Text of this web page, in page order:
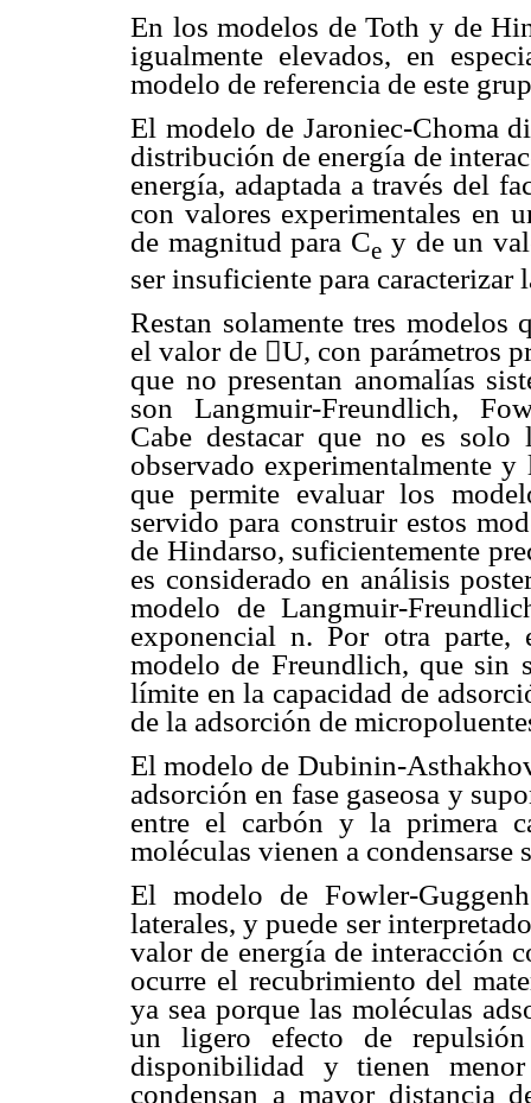
En los modelos de Toth y de
igualmente elevados, en
modelo de referencia de este
El modelo de Jaroniec-Choma
distribución de energía de
energía, adaptada a través del
con valores experimentales en
de magnitud para Ce y de un
ser insuficiente para
Restan solamente tres modelos
el valor de U, con parámetros
que no presentan anomalías
son Langmuir-Freundlich,
Cabe destacar que no es solo
observado experimentalmente
que permite evaluar los
servido para construir estos
de Hindarso, suficientemente
es considerado en análisis
modelo de Langmuir-
exponencial n. Por otra parte,
modelo de Freundlich, que sin
límite en la capacidad de
de la adsorción de
El modelo de Dubinin-
adsorción en fase gaseosa y
entre el carbón y la primera
moléculas vienen a condensarse
El modelo de Fowler-
laterales, y puede ser
valor de energía de interacción
ocurre el recubrimiento del
ya sea porque las moléculas
un ligero efecto de
disponibilidad y tienen
condensan a mayor distancia